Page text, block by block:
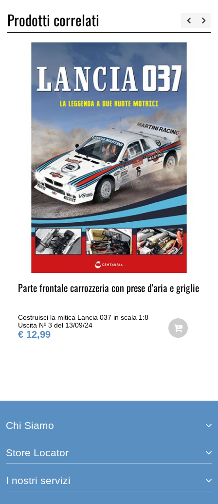
Prodotti correlati
Parte frontale carrozzeria con prese d'aria e griglie
Costruisci la mitica Lancia 037 in scala 1:8
Uscita Nº 3 del 13/09/24
€ 12,99
Chi Siamo
Store Locator
I nostri servizi